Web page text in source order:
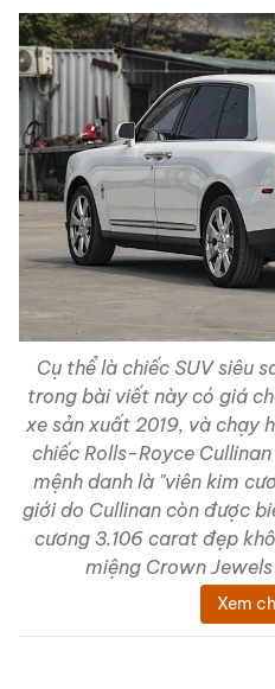
Cụ thể là chiếc SUV siêu
trong bài viết này có giá
xe sản xuất 2019, và chạy
chiếc Rolls-Royce
mệnh danh là "viên kim
giới do Cullinan còn được
cương 3.106 carat đẹp
miệng Crown
Xem